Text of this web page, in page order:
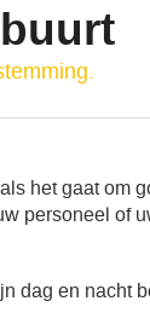
het gaat om
personeel of
dag en nacht